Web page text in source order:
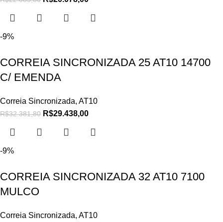
-9%
CORREIA SINCRONIZADA 25 AT10 14700
C/ EMENDA
Correia Sincronizada, AT10
R$32.381,80 R$29.438,00
-9%
CORREIA SINCRONIZADA 32 AT10 7100
MULCO
Correia Sincronizada, AT10